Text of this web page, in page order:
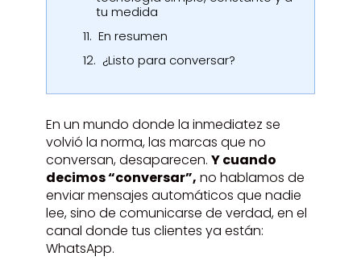
tu medida
11. En resumen
12. ¿Listo para conversar?
En un mundo donde la inmediatez se
volvió la norma, las marcas que no
conversan, desaparecen. Y cuando
decimos “conversar”, no hablamos de
enviar mensajes automáticos que nadie
lee, sino de comunicarse de verdad, en el
canal donde tus clientes ya están:
WhatsApp.